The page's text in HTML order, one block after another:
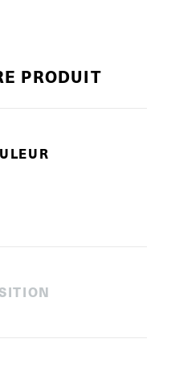
PRODUIT